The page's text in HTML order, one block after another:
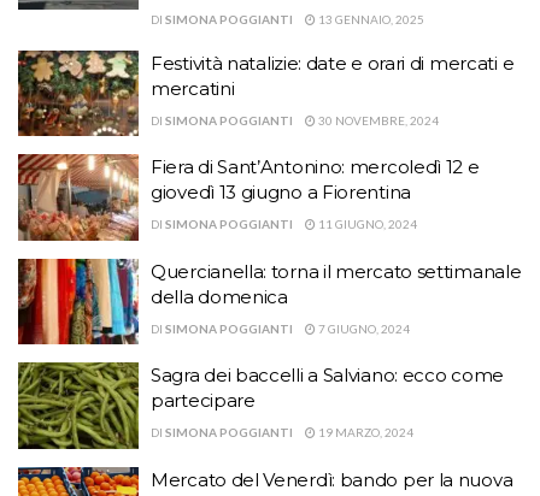
DI SIMONA POGGIANTI 13 GENNAIO, 2025
Festività natalizie: date e orari di mercati e
mercatini
DI SIMONA POGGIANTI 30 NOVEMBRE, 2024
Fiera di Sant’Antonino: mercoledì 12 e
giovedì 13 giugno a Fiorentina
DI SIMONA POGGIANTI 11 GIUGNO, 2024
Quercianella: torna il mercato settimanale
della domenica
DI SIMONA POGGIANTI 7 GIUGNO, 2024
Sagra dei baccelli a Salviano: ecco come
partecipare
DI SIMONA POGGIANTI 19 MARZO, 2024
Mercato del Venerdì: bando per la nuova